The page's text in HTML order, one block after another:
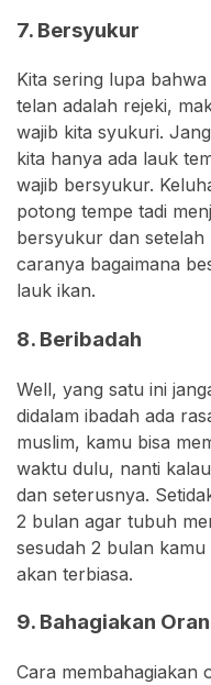
7. Bersyukur
Kita sering lupa
telan adalah rejeki,
wajib kita syukuri.
kita hanya ada lauk
wajib bersyukur.
potong tempe tadi
bersyukur dan
caranya bagaimana
lauk ikan.
8. Beribadah
Well, yang satu ini
didalam ibadah ada
muslim, kamu bisa
waktu dulu, nanti
dan seterusnya.
2 bulan agar tubuh
sesudah 2 bulan
akan terbiasa.
9. Bahagiakan
Cara membahagiakan